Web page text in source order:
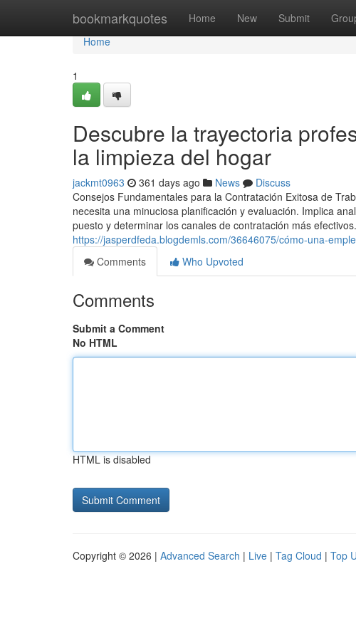
bookmarkquotes Home New Submit
Home
Home
1
Descubre la trayectoria
la limpieza del hogar
jackmt0963 361 days ago News
Discuss
Consejos Fundamentales para la Contratación Exitosa de
necesita una minuciosa planificación y evaluación. Implica
puesto y determinar los canales de contratación más
https://jasperdfeda.blogdemls.com/36646075/cómo-una-
Comments
Who Upvoted
Comments
Submit a Comment
No HTML
HTML is disabled
Copyright © 2026 | Advanced Search | Live | Tag Cloud | Top